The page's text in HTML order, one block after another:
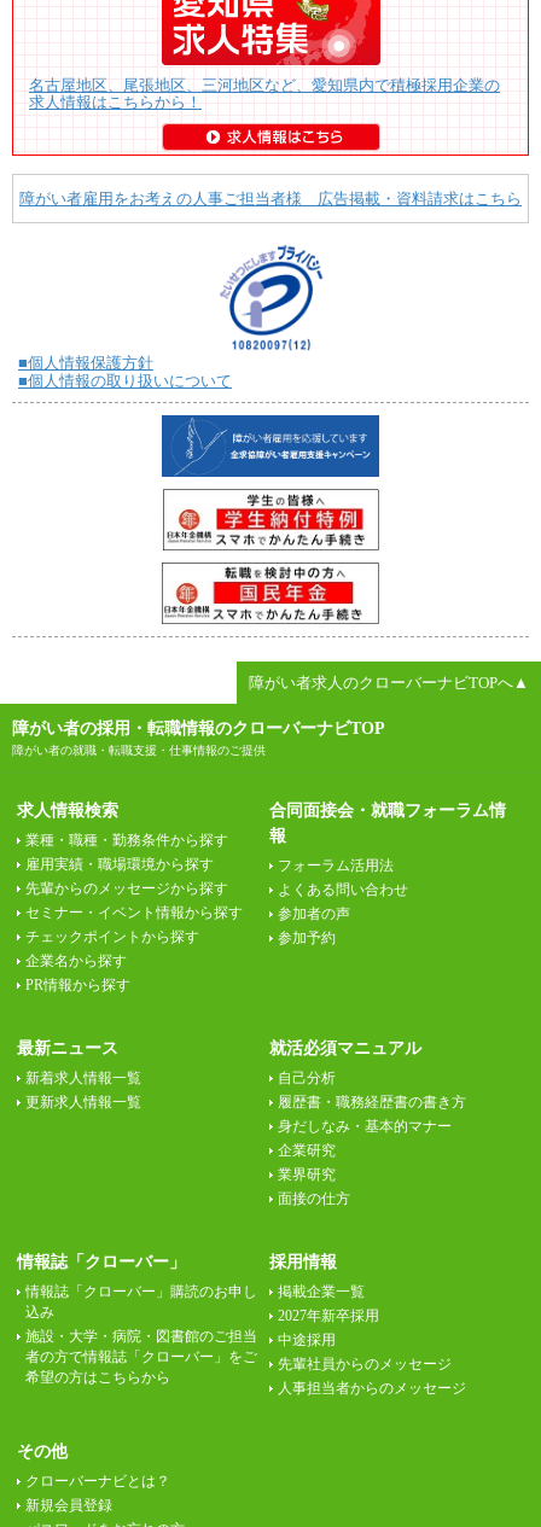
名古屋地区、尾張地区、三河地区など、愛知県内で積極採用企業の
求人情報はこちらから！
障がい者雇用をお考えの人事ご担当者様 広告掲載・資料請求はこちら
■個人情報保護方針
■個人情報の取り扱いについて
障がい者求人のクローバーナビTOPへ▲
障がい者の採用・転職情報のクローバーナビTOP
障がい者の就職・転職支援・仕事情報のご提供
求人情報検索
業種・職種・勤務条件から探す
雇用実績・職場環境から探す
先輩からのメッセージから探す
セミナー・イベント情報から探す
チェックポイントから探す
企業名から探す
PR情報から探す
合同面接会・就職フォーラム情
報
フォーラム活用法
よくある問い合わせ
参加者の声
参加予約
最新ニュース
新着求人情報一覧
更新求人情報一覧
就活必須マニュアル
自己分析
履歴書・職務経歴書の書き方
身だしなみ・基本的マナー
企業研究
業界研究
面接の仕方
情報誌「クローバー」
情報誌「クローバー」購読のお申し
込み
施設・大学・病院・図書館のご担当
者の方で情報誌「クローバー」をご
希望の方はこちらから
採用情報
掲載企業一覧
2027年新卒採用
中途採用
先輩社員からのメッセージ
人事担当者からのメッセージ
その他
クローバーナビとは？
新規会員登録